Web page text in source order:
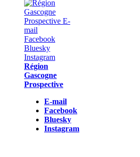
Région
Gascogne
Prospective
E-mail
Facebook
Bluesky
Instagram